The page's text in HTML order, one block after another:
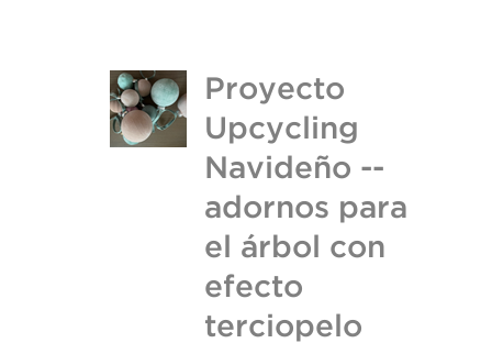
Proyecto
Upcycling
Navideño --
adornos para
el árbol con
efecto
terciopelo